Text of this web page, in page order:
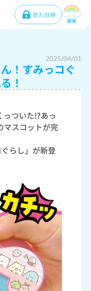
登入/註冊
選單
2025/04/01
！すみっコぐ
！
ついた!?あっ
マスコットが完
らし」が新登